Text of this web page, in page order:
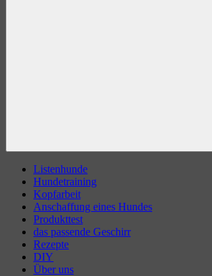
Listenhunde
Hundetraining
Kopfarbeit
Anschaffung eines Hundes
Produkttest
das passende Geschirr
Rezepte
DIY
Über uns